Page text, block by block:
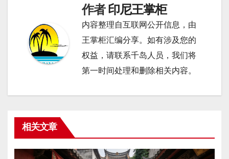
作者印尼王掌柜
内容整理自互联网公开信息，由
王掌柜汇编分享。如有涉及您的
权益，请联系千岛人员，我们将
第一时间处理和删除相关内容。
相关文章